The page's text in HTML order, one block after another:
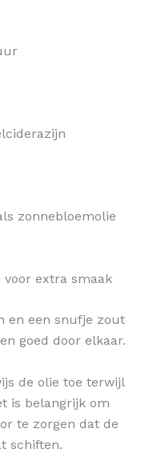
zonnebloemolie
voor extra smaak
en een snufje zout
goed door elkaar.
de olie toe terwijl
is belangrijk om
te zorgen dat de
schiften.